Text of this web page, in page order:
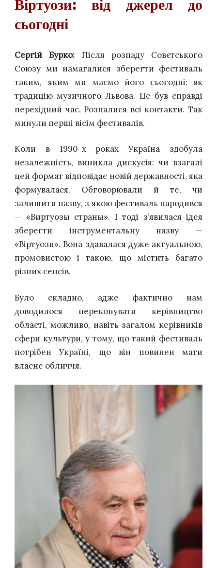
Віртуози: від джерел до
сьогодні
Сергій Бурко: Після розпаду Совєтського
Союзу ми намагалися зберегти фестиваль
таким, яким ми маємо його сьогодні: як
традицію музичного Львова. Це був справді
перехідний час. Розпалися всі контакти. Так
минули перші вісім фестивалів.
Коли в 1990-х роках Україна здобула
незалежність, виникла дискусія: чи взагалі
цей формат відповідає новій державності, яка
формувалася. Обговорювали й те, чи
залишити назву, з якою фестиваль народився
— «Виртуозы страны». І тоді з’явилася ідея
зберегти інструментальну назву —
«Віртуози». Вона здавалася дуже актуальною,
промовистою і такою, що містить багато
різних сенсів.
Було складно, адже фактично нам
доводилося переконувати керівництво
області, можливо, навіть загалом керівників
сфери культури, у тому, що такий фестиваль
потрібен Україні, що він повинен мати
власне обличчя.